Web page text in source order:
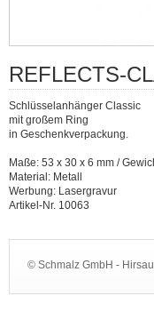
REFLECTS-
Schlüsselanhänger Classic
mit großem Ring
in Geschenkverpackung.
Maße: 53 x 30 x 6 mm /
Material: Metall
Werbung: Lasergravur
Artikel-Nr. 10063
© Schmalz GmbH -